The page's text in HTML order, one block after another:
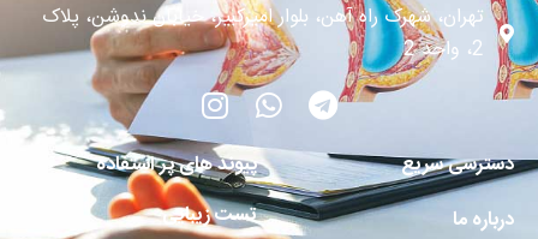
تهران، شهرک راه آهن، بلوار امیرکبیر، خیابان ندوشن، پلاک
2، واحد 2
دسترسی سریع
درباره ما
پیوند های پر استفاده
تست زیبایی